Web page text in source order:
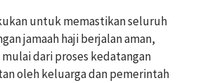
untuk memastikan seluruh
jamaah haji berjalan aman,
dari proses kedatangan
oleh keluarga dan pemerintah